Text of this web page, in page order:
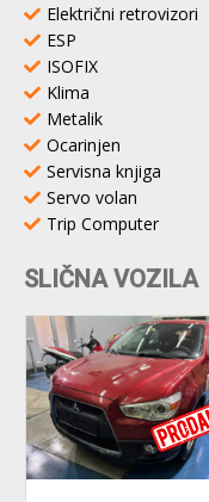
Električni retrovizori
ESP
ISOFIX
Klima
Metalik
Ocarinjen
Servisna knjiga
Servo volan
Trip Computer
SLIČNA VOZILA